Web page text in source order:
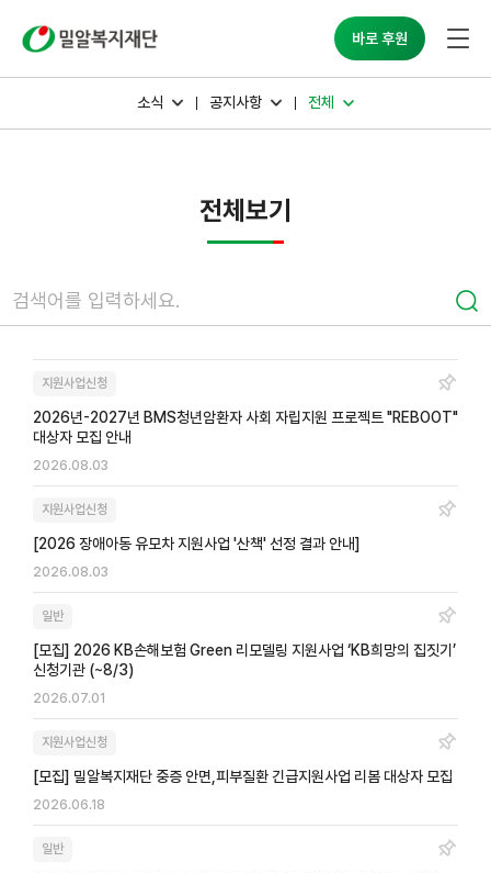
바로 후원
소식 공지사항 전체
전체보기
지원사업신청
2026년-2027년 BMS청년암환자 사회 자립지원 프로젝트 "REBOOT"
대상자 모집 안내
2026.08.03
지원사업신청
[2026 장애아동 유모차 지원사업 '산책' 선정 결과 안내]
2026.08.03
일반
[모집] 2026 KB손해보험 Green 리모델링 지원사업 ‘KB희망의 집짓기’
신청기관 (~8/3)
2026.07.01
지원사업신청
[모집] 밀알복지재단 중증 안면,피부질환 긴급지원사업 리봄 대상자 모집
2026.06.18
일반